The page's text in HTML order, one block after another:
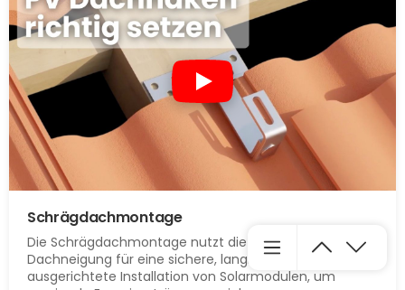
Schrägdachmontage
Die Schrägdachmontage nutzt die natürliche
Dachneigung für eine sichere, langlebige und optimal
ausgerichtete Installation von Solarmodulen, um